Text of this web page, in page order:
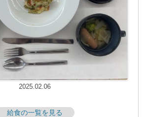
2025.02.06
給食の一覧を見る